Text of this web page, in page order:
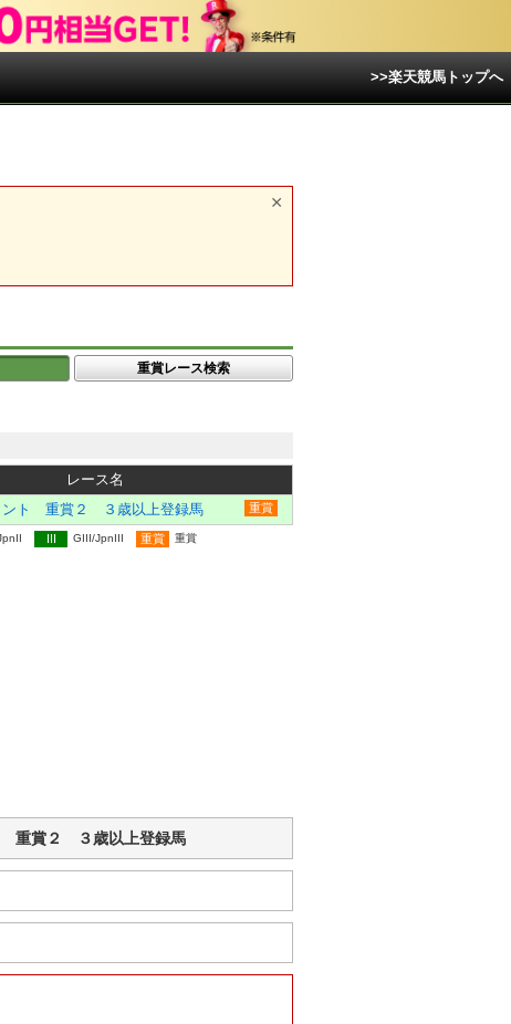
>>楽天競馬トップへ
重賞レース検索
レース名
ント 重賞２ ３歳以上登録馬 重賞
III GIII/JpnIII 重賞 重賞
重賞２ ３歳以上登録馬